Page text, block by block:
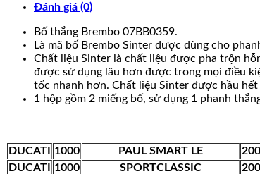
Đánh giá (0)
Bố thắng Brembo 07BB0359.
Là mã bố Brembo Sinter được dùng cho
Chất liệu Sinter là chất liệu được pha trộn
được sử dụng lâu hơn được trong mọi điều
tốc nhanh hơn. Chất liệu Sinter được hầu hết
1 hộp gồm 2 miếng bố, sử dụng 1 phanh
DUCATI 1000 PAUL SMART LE
DUCATI
1000 SPORTCLASSIC